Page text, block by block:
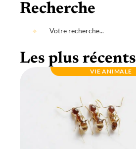
Recherche
Les plus récents
VIE ANIMALE